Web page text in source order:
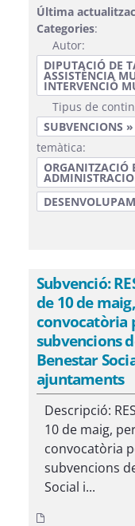
Última
Categories:
Autor:
DIPUTACIÓ DE
ASSISTÈNCIA
INTERVENCIÓ
Tipus de
SUBVENCIONS
temàtica:
ORGANITZACIÓ
Subvenció:
de 10 de
convocatòria
subvencions
Benestar
ajuntaments
Descripció:
10 de maig,
convocatòria
subvencions
Social i...